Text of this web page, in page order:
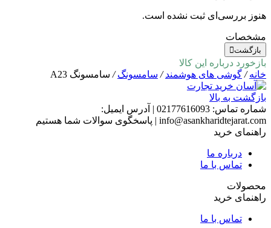
هنوز بررسی‌ای ثبت نشده است.
مشخصات
بازگشت
بازخورد درباره این کالا
خانه/ گوشی های هوشمند/ سامسونگ/ سامسونگ A23
بازگشت به بالا
شماره تماس: 02177616093
| آدرس ایمیل:
info@asankharidtejarat.com
| پاسخگوی سوالات شما هستیم
راهنمای خرید
درباره ما
تماس با ما
محصولات
راهنمای خرید
تماس با ما